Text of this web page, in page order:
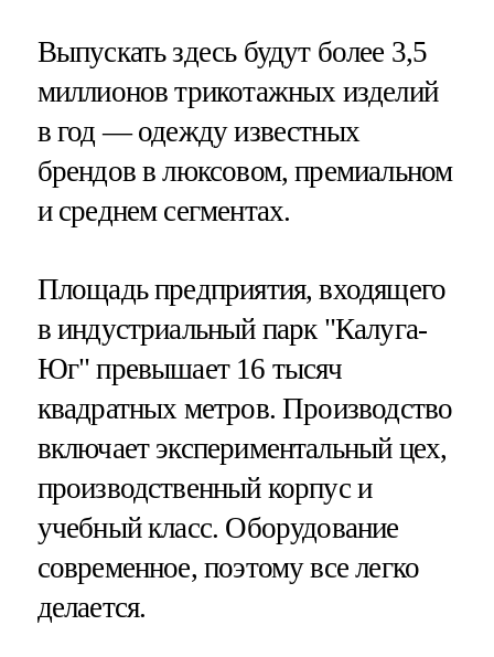
Выпускать здесь будут более 3,5
миллионов трикотажных изделий
в год — одежду известных
брендов в люксовом, премиальном
и среднем сегментах.
Площадь предприятия, входящего
в индустриальный парк "Калуга-
Юг" превышает 16 тысяч
квадратных метров. Производство
включает экспериментальный цех,
производственный корпус и
учебный класс. Оборудование
современное, поэтому все легко
делается.